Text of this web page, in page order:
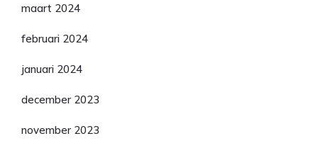
maart 2024
februari 2024
januari 2024
december 2023
november 2023